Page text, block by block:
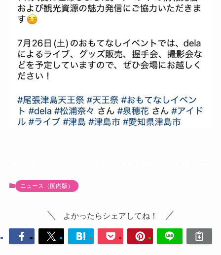
ニュース（国内版）
よかったらシェアしてね！